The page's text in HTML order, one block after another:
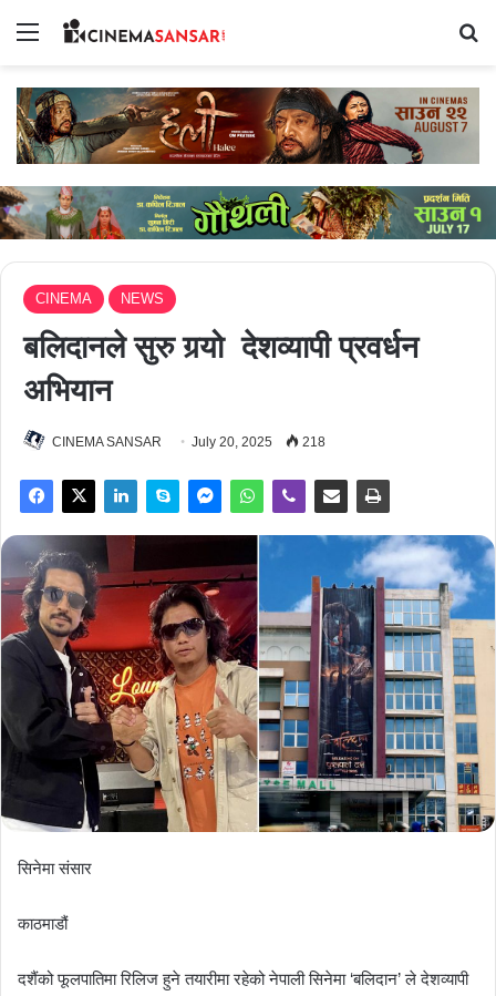
Menu
CINEMA NEWS
बलिदानले सुरु गर्‍यो देशव्यापी प्रवर्धन
अभियान
CINEMA SANSAR July 20, 2025 218
सिनेमा संसार
काठमाडौं
दशैंको फूलपातिमा रिलिज हुने तयारीमा रहेको नेपाली सिनेमा ‘बलिदान’ ले देशव्यापी